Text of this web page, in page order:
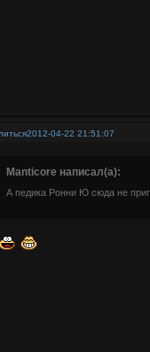
2012-04-22 21:51:07
Manticore написал(а):
А педика Ронни Ю сюда не